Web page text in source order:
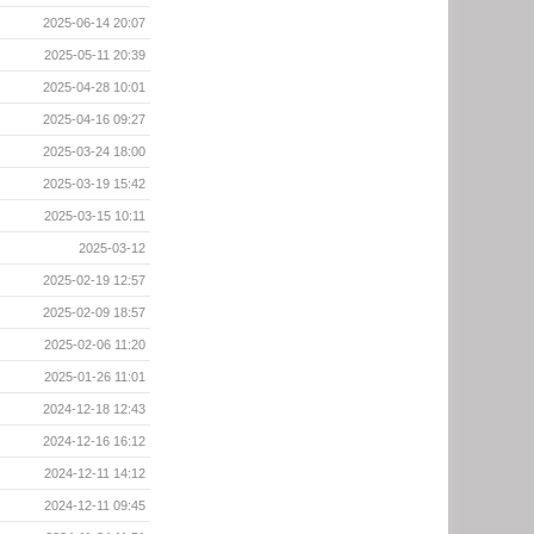
2025-06-14 20:07
2025-05-11 20:39
2025-04-28 10:01
2025-04-16 09:27
2025-03-24 18:00
2025-03-19 15:42
2025-03-15 10:11
2025-03-12
2025-02-19 12:57
2025-02-09 18:57
2025-02-06 11:20
2025-01-26 11:01
2024-12-18 12:43
2024-12-16 16:12
2024-12-11 14:12
2024-12-11 09:45